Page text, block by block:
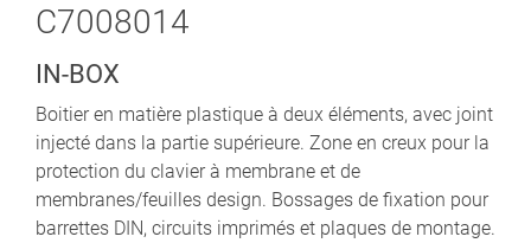
C7008014
IN-BOX
Boitier en matière plastique à deux éléments, avec joint
injecté dans la partie supérieure. Zone en creux pour la
protection du clavier à membrane et de
membranes/feuilles design. Bossages de fixation pour
barrettes DIN, circuits imprimés et plaques de montage.